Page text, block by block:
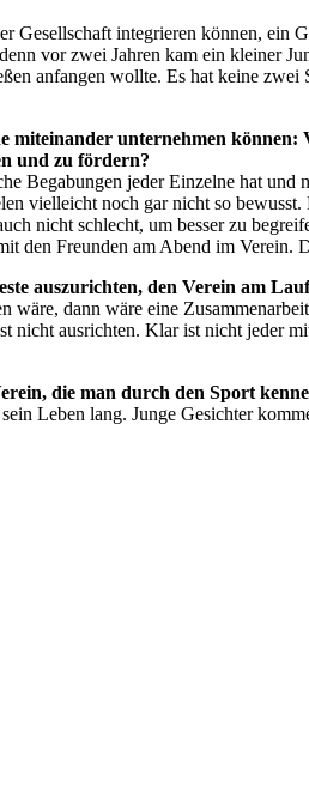
Gesellschaft integrieren können,
vor zwei Jahren kam ein kleiner
anfangen wollte. Es hat keine
unternehmen
und zu fördern?
Begabungen jeder Einzelne hat
vielleicht noch gar nicht so
nicht schlecht, um besser zu
den Freunden am Abend im Verein.
auszurichten, den Verein am
wäre, dann wäre eine
nicht ausrichten. Klar ist nicht jeder
die man durch den Sport
Leben lang. Junge Gesichter